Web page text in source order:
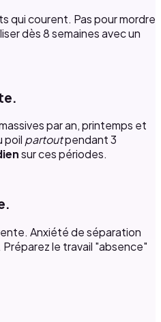
qui courent. Pas pour mordre
dès 8 semaines avec un
par an, printemps et
poil partoutpendant 3
sur ces périodes.
Anxiété de séparation
le travail "absence"